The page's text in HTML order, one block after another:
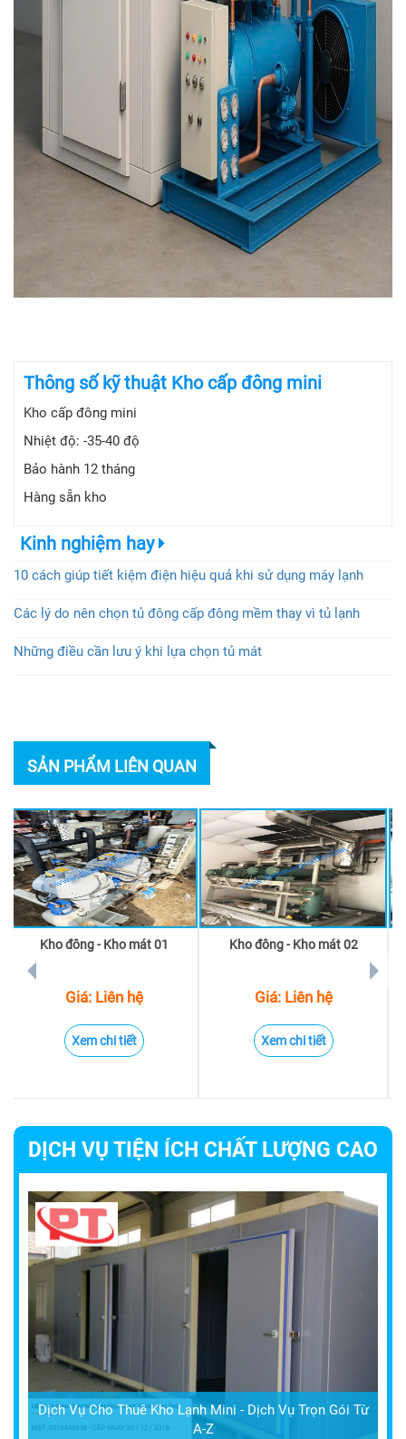
Thông số kỹ thuật Kho cấp đông mini
Kho cấp đông mini
Nhiệt độ: -35-40 độ
Bảo hành 12 tháng
Hàng sẵn kho
Kinh nghiệm hay
10 cách giúp tiết kiệm điện hiệu quả khi sử dụng máy lạnh
Các lý do nên chọn tủ đông cấp đông mềm thay vì tủ lạnh
Những điều cần lưu ý khi lựa chọn tủ mát
SẢN PHẨM LIÊN QUAN
Kho đông - Kho mát 01
Giá: Liên hệ
Xem chi tiết
Kho đông - Kho mát 02
Giá: Liên hệ
Xem chi tiết
prev next
DỊCH VỤ TIỆN ÍCH CHẤT LƯỢNG CAO
Dịch Vụ Cho Thuê Kho Lạnh Mini - Dịch Vụ Trọn Gói Từ
A-Z